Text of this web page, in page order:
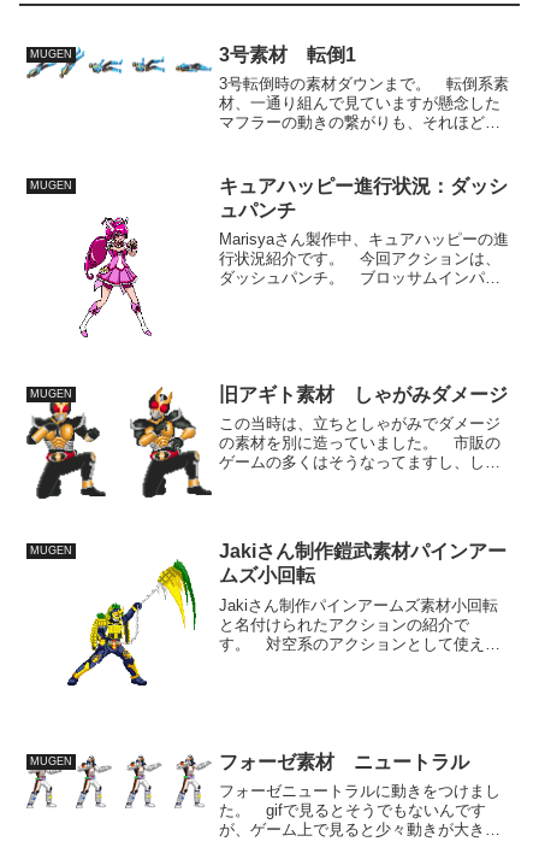
MUGEN 3号素材 転倒1
3号転倒時の素材ダウンまで。 転倒系素
材、一通り組んで見ていますが懸念した
マフラーの動きの繋がりも、それほどお
っと色々な敵と戦わせていろんなやられ
方をみる必要はあります...
MUGEN
キュアハッピー進行状況：ダッシ
ュパンチ
Marisyaさん製作中、キュアハッピーの進
行状況紹介です。 今回アクションは、
ダッシュパンチ。 ブロッサムインパク
MUGEN 旧アギト素材 しゃがみダメージ
この当時は、立ちとしゃがみでダメージ
の素材を別に造っていました。 市販の
ゲームの多くはそうなってますし、しゃ
共用としています。 立ちと...
MUGEN
Jakiさん制作鎧武素材パインアー
ムズ小回転
Jakiさん制作パインアームズ素材小回転
と名付けられたアクションの紹介で
す。 対空系のアクションとして使えそ
MUGEN フォーゼ素材 ニュートラル
フォーゼニュートラルに動きをつけまし
た。 gifで見るとそうでもないんです
が、ゲーム上で見ると少々動きが大きす